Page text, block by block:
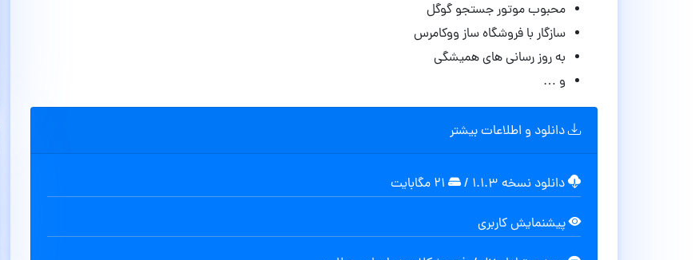
محبوب موتور جستجو گوگل
سازگار با فروشگاه ساز ووکامرس
به روز رسانی های همیشگی
و …
دانلود و اطلاعات بیشتر
دانلود نسخه ۱.۱.۳ /
پیشنمایش کاربری